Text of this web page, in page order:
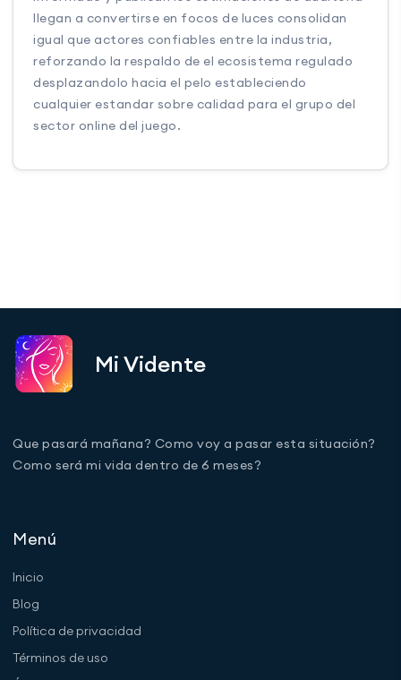
llegan a convertirse en focos de luces consolidan
igual que actores confiables entre la industria,
reforzando la respaldo de el ecosistema regulado
desplazandolo hacia el pelo estableciendo
cualquier estandar sobre calidad para el grupo del
sector online del juego.
Mi Vidente
Que pasará mañana? Como voy a pasar esta situación?
Como será mi vida dentro de 6 meses?
Menú
Inicio
Blog
Política de privacidad
Términos de uso